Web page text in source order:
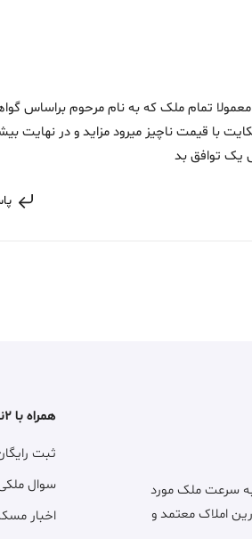
تمام ملک که به نام مرحوم براساس
با قیمت ناچیز میرود مزاید و در نهایت
یک توافق بد
سرعت ملک مورد
املاک معتمد و
همراه با ۲نبش
ثبت
سوال
اخبار